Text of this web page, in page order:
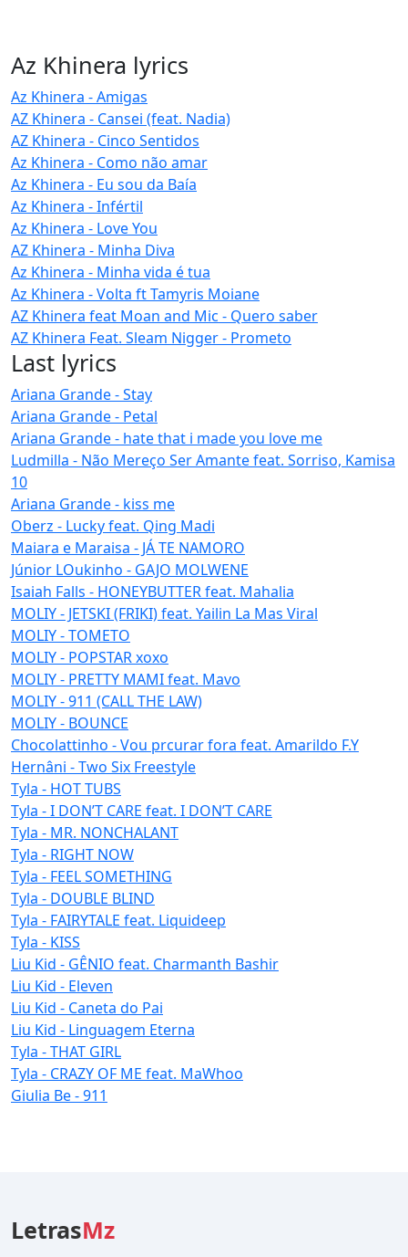
Az Khinera lyrics
Az Khinera - Amigas
AZ Khinera - Cansei (feat. Nadia)
AZ Khinera - Cinco Sentidos
Az Khinera - Como não amar
Az Khinera - Eu sou da Baía
Az Khinera - Infértil
Az Khinera - Love You
AZ Khinera - Minha Diva
Az Khinera - Minha vida é tua
Az Khinera - Volta ft Tamyris Moiane
AZ Khinera feat Moan and Mic - Quero saber
AZ Khinera Feat. Sleam Nigger - Prometo
Last lyrics
Ariana Grande - Stay
Ariana Grande - Petal
Ariana Grande - hate that i made you love me
Ludmilla - Não Mereço Ser Amante feat. Sorriso, Kamisa
10
Ariana Grande - kiss me
Oberz - Lucky feat. Qing Madi
Maiara e Maraisa - JÁ TE NAMORO
Júnior LOukinho - GAJO MOLWENE
Isaiah Falls - HONEYBUTTER feat. Mahalia
MOLIY - JETSKI (FRIKI) feat. Yailin La Mas Viral
MOLIY - TOMETO
MOLIY - POPSTAR xoxo
MOLIY - PRETTY MAMI feat. Mavo
MOLIY - 911 (CALL THE LAW)
MOLIY - BOUNCE
Chocolattinho - Vou prcurar fora feat. Amarildo F.Y
Hernâni - Two Six Freestyle
Tyla - HOT TUBS
Tyla - I DON’T CARE feat. I DON’T CARE
Tyla - MR. NONCHALANT
Tyla - RIGHT NOW
Tyla - FEEL SOMETHING
Tyla - DOUBLE BLIND
Tyla - FAIRYTALE feat. Liquideep
Tyla - KISS
Liu Kid - GÊNIO feat. Charmanth Bashir
Liu Kid - Eleven
Liu Kid - Caneta do Pai
Liu Kid - Linguagem Eterna
Tyla - THAT GIRL
Tyla - CRAZY OF ME feat. MaWhoo
Giulia Be - 911
LetrasMz